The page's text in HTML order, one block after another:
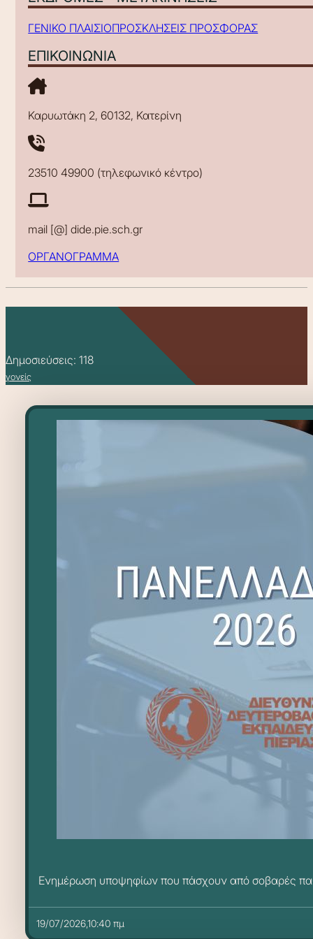
ΓΕΝΙΚΟ ΠΛΑΙΣΙΟΠΡΟΣΚΛΗΣΕΙΣ ΠΡΟΣΦΟΡΑΣ
ΕΠΙΚΟΙΝΩΝΙΑ
Καρυωτάκη 2, 60132, Κατερίνη
23510 49900 (τηλεφωνικό κέντρο)
mail [@] dide.pie.sch.gr
ΟΡΓΑΝΟΓΡΑΜΜΑ
Δημοσιεύσεις: 118
γονείς
Ενημέρωση υποψηφίων που πάσχουν από σοβαρές
19/07/2026,10:40 πμ